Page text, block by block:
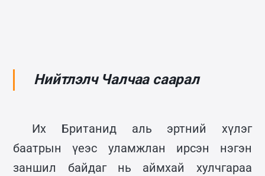
Нийтлэлч Чалчаа саарал
Их Британид аль эртний хүлэг
баатрын үеэс уламжлан ирсэн нэгэн
заншил байдаг нь аймхай хулчгараа